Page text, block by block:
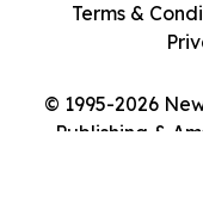
© 1995-2026
Publishing &
Terms &